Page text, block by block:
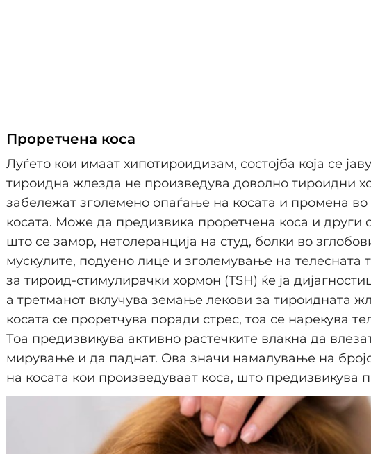
Проретчена коса
Луѓето кои имаат хипотироидизам, состојба која се
тироидна жлезда не произведува доволно тироидни
забележат зголемено опаѓање на косата и промена во
косата. Може да предизвика проретчена коса и други
што се замор, нетолеранција на студ, болки во
мускулите, подуено лице и зголемување на телесната
за тироид-стимулирачки хормон (TSH) ќе ја
а третманот вклучува земање лекови за тироидната
косата се проретчува поради стрес, тоа се нарекува
Тоа предизвикува активно растечките влакна да
мирување и да паднат. Ова значи намалување на
на косата кои произведуваат коса, што предизвикува